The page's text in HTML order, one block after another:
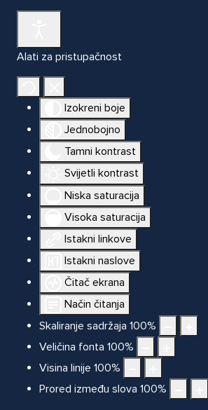
Alati za pristupačnost
Izokreni boje
Jednobojno
Tamni kontrast
Svijetli kontrast
Niska saturacija
Visoka saturacija
Istakni linkove
Istakni naslove
Čitač ekrana
Način čitanja
Skaliranje sadržaja 100%
Veličina fonta 100%
Visina linije 100%
Prored između slova 100%